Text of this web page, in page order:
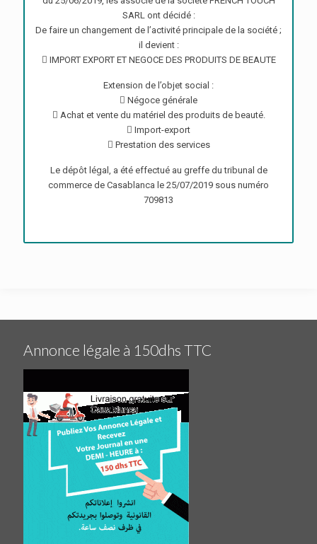
SARL ont décidé :
De faire un changement de l’activité principale de la société ;
il devient :
 IMPORT EXPORT ET NEGOCE DES PRODUITS DE BEAUTE
Extension de l’objet social :
 Négoce générale
 Achat et vente du matériel des produits de beauté.
 Import-export
 Prestation des services
Le dépôt légal, a été effectué au greffe du tribunal de
commerce de Casablanca le 25/07/2019 sous numéro
709813
Annonce légale à 150dhs TTC